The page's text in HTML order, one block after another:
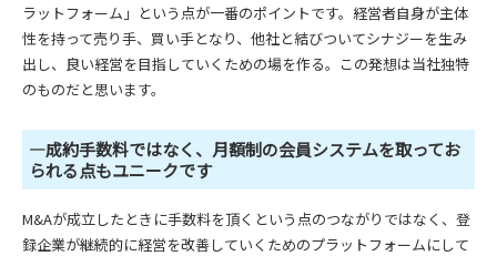
ラットフォーム」という点が一番のポイントです。経営者自身が主体
性を持って売り手、買い手となり、他社と結びついてシナジーを生み
出し、良い経営を目指していくための場を作る。この発想は当社独特
のものだと思います。
―成約手数料ではなく、月額制の会員システムを取ってお
られる点もユニークです
M&Aが成立したときに手数料を頂くという点のつながりではなく、登
録企業が継続的に経営を改善していくためのプラットフォームにして